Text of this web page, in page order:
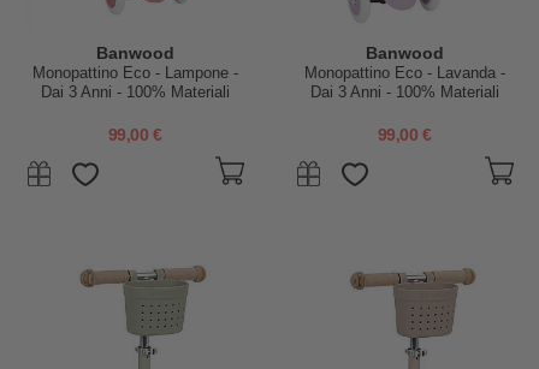
Banwood
Monopattino Eco - Lampone -
Dai 3 Anni - 100% Materiali
99,00 €
Banwood
Monopattino Eco - Lavanda -
Dai 3 Anni - 100% Materiali
99,00 €